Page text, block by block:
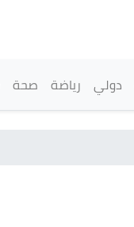
دولي رياضة صحة